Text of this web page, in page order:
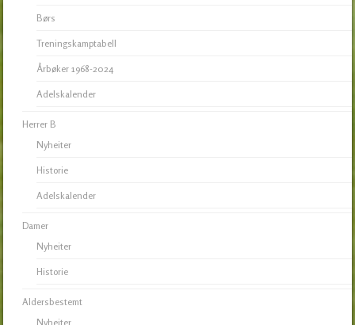
Børs
Treningskamptabell
Årbøker 1968-2024
Adelskalender
Herrer B
Nyheiter
Historie
Adelskalender
Damer
Nyheiter
Historie
Aldersbestemt
Nyheiter